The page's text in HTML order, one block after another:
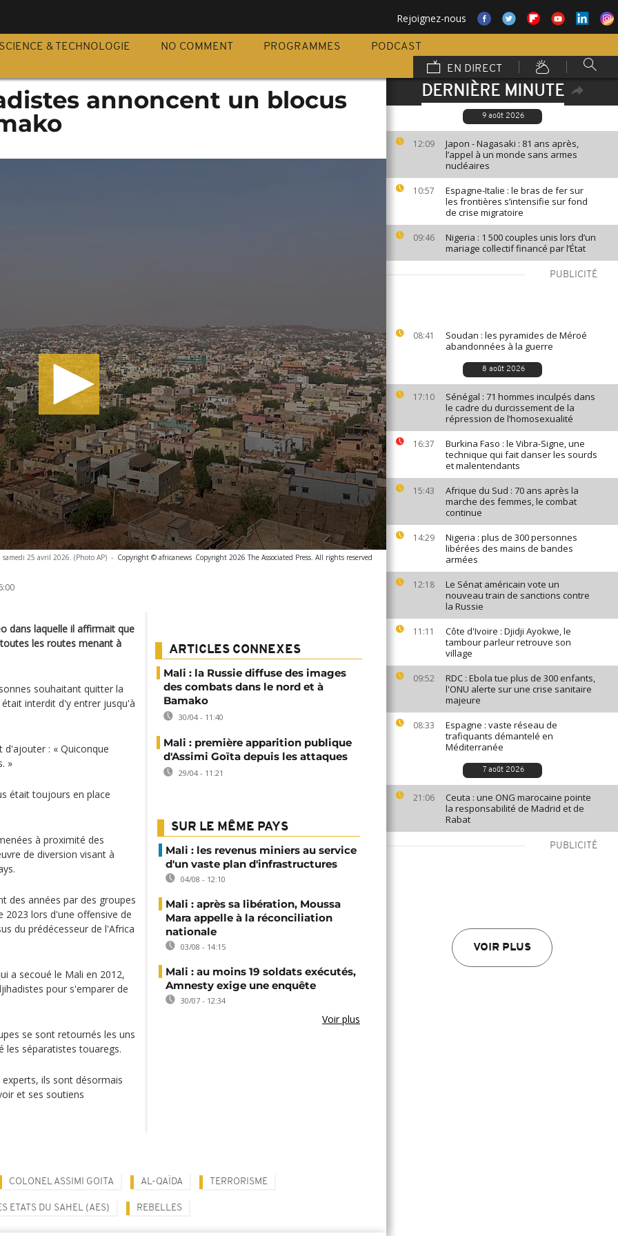
Rejoignez-nous
SCIENCE & TECHNOLOGIE NO COMMENT PROGRAMMES
PODCAST
EN DIRECT
DERNIÈRE MINUTE
9 août 2026
12:09
Japon - Nagasaki : 81 ans après,
l’appel à un monde sans armes
nucléaires
10:57
Espagne-Italie : le bras de fer sur
les frontières s’intensifie sur fond
de crise migratoire
09:46
Nigeria : 1 500 couples unis lors d’un
mariage collectif financé par l’État
PUBLICITÉ
08:41
Soudan : les pyramides de Méroé
abandonnées à la guerre
8 août 2026
17:10
Sénégal : 71 hommes inculpés dans
le cadre du durcissement de la
répression de l’homosexualité
16:37
Burkina Faso : le Vibra-Signe, une
technique qui fait danser les sourds
et malentendants
15:43
Afrique du Sud : 70 ans après la
marche des femmes, le combat
continue
14:29
Nigeria : plus de 300 personnes
libérées des mains de bandes
armées
12:18
Le Sénat américain vote un
nouveau train de sanctions contre
la Russie
11:11
Côte d'Ivoire : Djidji Ayokwe, le
tambour parleur retrouve son
village
09:52
RDC : Ebola tue plus de 300 enfants,
l'ONU alerte sur une crise sanitaire
majeure
08:33
Espagne : vaste réseau de
trafiquants démantelé en
Méditerranée
7 août 2026
21:06
Ceuta : une ONG marocaine pointe
la responsabilité de Madrid et de
Rabat
PUBLICITÉ
VOIR PLUS
annoncent un blocus
25 avril 2026. (Photo AP) - Copyright © africanews Copyright 2026 The Associated Press. All rights reserved
dans laquelle il affirmait que
les routes menant à
souhaitant quitter la
interdit d'y entrer jusqu'à
d'ajouter : « Quiconque
»
était toujours en place
à proximité des
de diversion visant à
des années par des groupes
2023 lors d'une offensive de
du prédécesseur de l'Africa
a secoué le Mali en 2012,
pour s'emparer de
se sont retournés les uns
les séparatistes touaregs.
ils sont désormais
et ses soutiens
ARTICLES CONNEXES
Mali : la Russie diffuse des images
des combats dans le nord et à
Bamako
30/04 - 11:40
Mali : première apparition publique
d'Assimi Goïta depuis les attaques
29/04 - 11:21
SUR LE MÊME PAYS
Mali : les revenus miniers au service
d'un vaste plan d'infrastructures
04/08 - 12:10
Mali : après sa libération, Moussa
Mara appelle à la réconciliation
nationale
03/08 - 14:15
Mali : au moins 19 soldats exécutés,
Amnesty exige une enquête
30/07 - 12:34
Voir plus
COLONEL ASSIMI GOITA AL-QAÏDA TERRORISME
ETATS DU SAHEL (AES) REBELLES